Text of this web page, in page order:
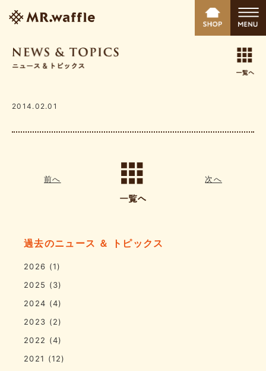
2014.02.01
前へ 次へ
過去のニュース ＆ トピックス
2026 (1)
2025 (3)
2024 (4)
2023 (2)
2022 (4)
2021 (12)